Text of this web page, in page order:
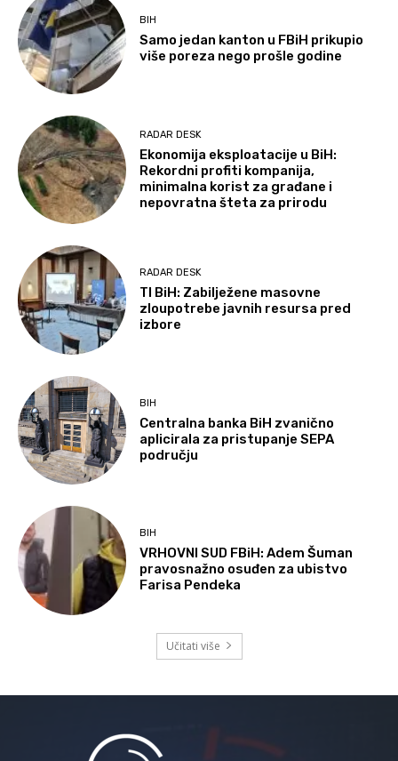
BIH
Samo jedan kanton u FBiH prikupio
više poreza nego prošle godine
RADAR DESK
Ekonomija eksploatacije u BiH:
Rekordni profiti kompanija,
minimalna korist za građane i
nepovratna šteta za prirodu
RADAR DESK
TI BiH: Zabilježene masovne
zloupotrebe javnih resursa pred
izbore
BIH
Centralna banka BiH zvanično
aplicirala za pristupanje SEPA
području
BIH
VRHOVNI SUD FBiH: Adem Šuman
pravosnažno osuđen za ubistvo
Farisa Pendeka
Učitati više